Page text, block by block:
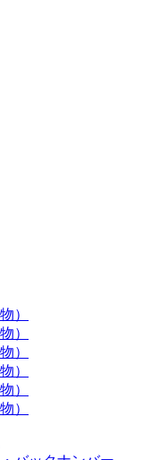
）
）
）
）
）
）